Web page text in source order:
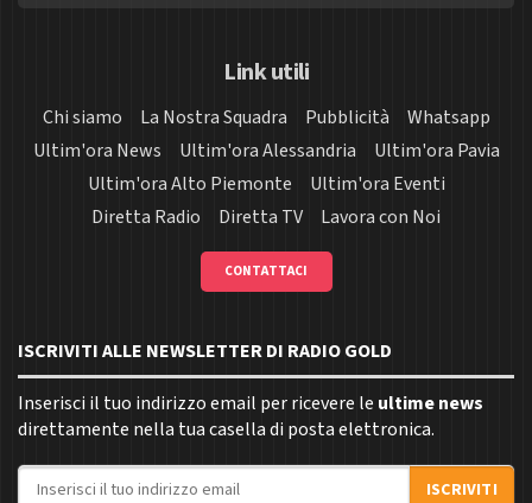
Link utili
Chi siamo La Nostra Squadra Pubblicità
Whatsapp
Ultim'ora News
Ultim'ora Alessandria
Ultim'ora Pavia
Ultim'ora Alto Piemonte
Ultim'ora Eventi
Diretta Radio
Diretta TV Lavora con Noi
CONTATTACI
ISCRIVITI ALLE NEWSLETTER DI RADIO GOLD
Inserisci il tuo indirizzo email per ricevere le ultime news
direttamente nella tua casella di posta elettronica.
Indirizzo email
ISCRIVITI